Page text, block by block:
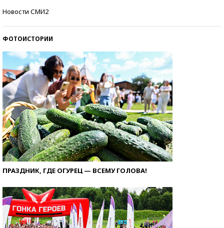
Новости СМИ2
ФОТОИСТОРИИ
ПРАЗДНИК, ГДЕ ОГУРЕЦ — ВСЕМУ ГОЛОВА!